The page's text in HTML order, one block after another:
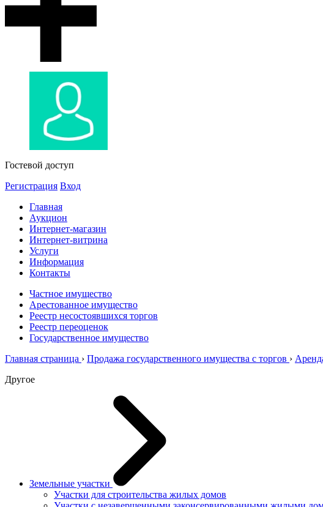
Гостевой доступ
Регистрация Вход
Главная
Аукцион
Интернет-магазин
Интернет-витрина
Услуги
Информация
Контакты
Частное имущество
Арестованное имущество
Реестр несостоявшихся торгов
Реестр переоценок
Государственное имущество
Главная страница › Продажа государственного имущества с торгов ›
Другое
Земельные участки
Участки для строительства жилых домов